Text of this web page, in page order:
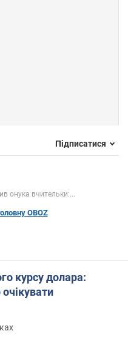
Підписатися
онука вчительки:...
OBOZ
курсу долара: